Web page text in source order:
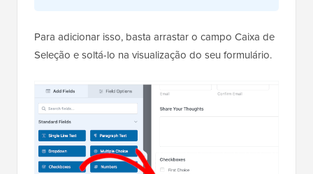
Para adicionar isso, basta arrastar o campo Caixa de
Seleção e soltá-lo na visualização do seu formulário.